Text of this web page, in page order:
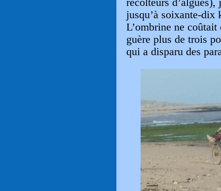
récolteurs
jusqu’à soixante-dix
L’ombrine ne
guère plus de trois
qui a disparu des